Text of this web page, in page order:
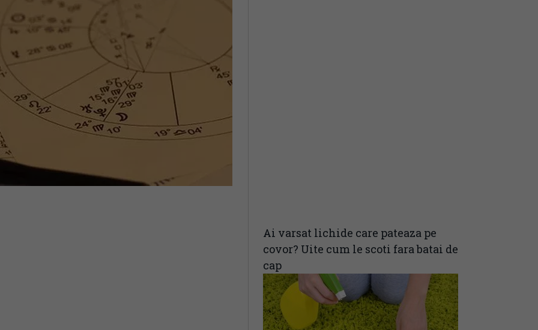
Ai varsat lichide care pateaza pe
covor? Uite cum le scoti fara batai de
cap